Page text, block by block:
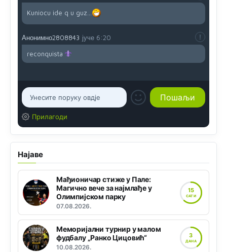
Kuniocu ide q u guz...
Анонимно2808843 јуче 6:20
reconquista
Прилагоди
Најаве
Мађионичар стиже у Пале:
Магично вече за најмлађе у
Олимпијском парку
07.08.2026.
15
САТИ
Меморијални турнир у малом
фудбалу „Ранко Цицовић“
10.08.2026.
3
ДАНА